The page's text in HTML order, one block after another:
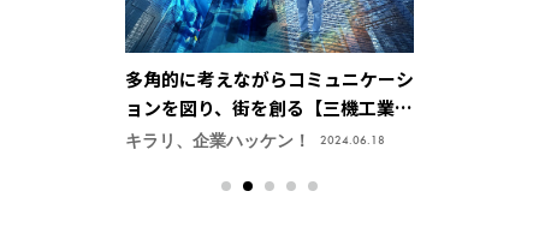
多角的に考えながらコミュニケーシ
ョンを図り、街を創る【三機工業株
式会社】
キラリ、企業ハッケン！ 2024.06.18